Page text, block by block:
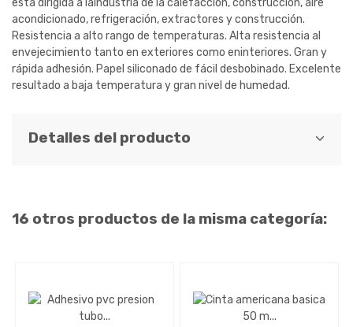
está dirigida a laindustria de la calefacción, construcción, aire
acondicionado, refrigeración, extractores y construcción.
Resistencia a alto rango de temperaturas. Alta resistencia al
envejecimiento tanto en exteriores como eninteriores. Gran y
rápida adhesión. Papel siliconado de fácil desbobinado. Excelente
resultado a baja temperatura y gran nivel de humedad.
Detalles del producto
16 otros productos de la misma categoría: